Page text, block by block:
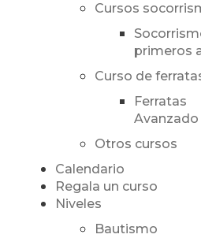
Cursos
primeros
Curso de
Ferratas
Avanzado
Otros cursos
Calendario
Regala un curso
Niveles
Bautismo